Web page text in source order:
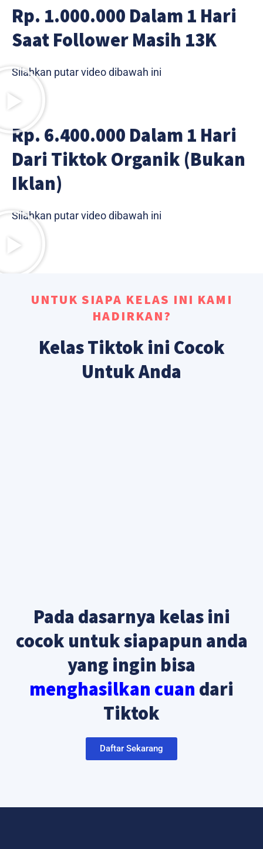
Rp. 6.400.000 Dalam 1 Hari
Dari Tiktok Organik (Bukan
Iklan)
Silahkan putar video dibawah ini
Rp. 1.000.000 Dalam 1 Hari
Saat Follower Masih 13K
Silahkan putar video dibawah ini
UNTUK SIAPA KELAS INI KAMI
HADIRKAN?
Kelas Tiktok ini Cocok
Untuk Anda
Pada dasarnya kelas ini
cocok untuk siapapun anda
yang ingin bisa
menghasilkan cuan dari
Tiktok
Daftar Sekarang